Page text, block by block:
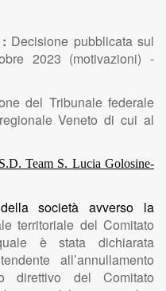
Decisione pubblicata sul
2023 (motivazioni) -
del Tribunale federale
Veneto di cui al
Team S. Lucia Golosine-
società avverso la
territoriale del Comitato
è stata dichiarata
all’annullamento
direttivo del Comitato